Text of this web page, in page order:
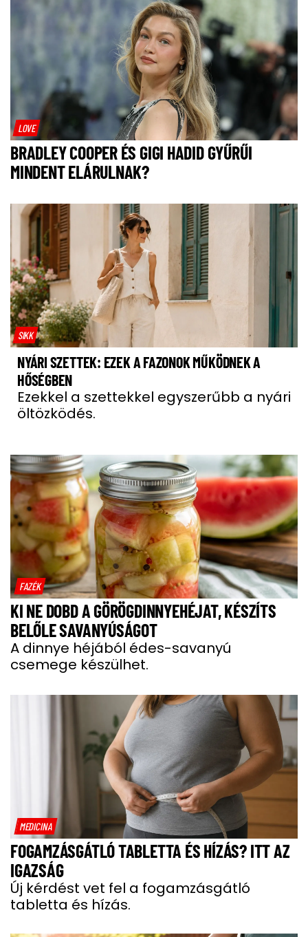
LOVE
BRADLEY COOPER ÉS GIGI HADID GYŰRŰI
MINDENT ELÁRULNAK?
SIKK
NYÁRI SZETTEK: EZEK A FAZONOK MŰKÖDNEK A
HŐSÉGBEN
Ezekkel a szettekkel egyszerűbb a nyári
öltözködés.
FAZÉK
KI NE DOBD A GÖRÖGDINNYEHÉJAT, KÉSZÍTS
BELŐLE SAVANYÚSÁGOT
A dinnye héjából édes-savanyú
csemege készülhet.
MEDICINA
FOGAMZÁSGÁTLÓ TABLETTA ÉS HÍZÁS? ITT AZ
IGAZSÁG
Új kérdést vet fel a fogamzásgátló
tabletta és hízás.